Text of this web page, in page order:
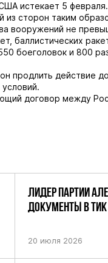
истекает 5
сторон таким
вооружений не
баллистических
боеголовок и 800
продлить действие
договор между
ЛИДЕР ПАРТИИ
ДОКУМЕНТЫ В
ПО
20 июля 2026